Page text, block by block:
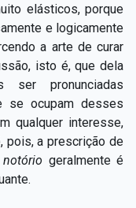
elásticos, porque
e logicamente
a arte de curar
isto é, que dela
ser pronunciadas
se ocupam desses
qualquer interesse,
pois, a prescrição de
notório geralmente é